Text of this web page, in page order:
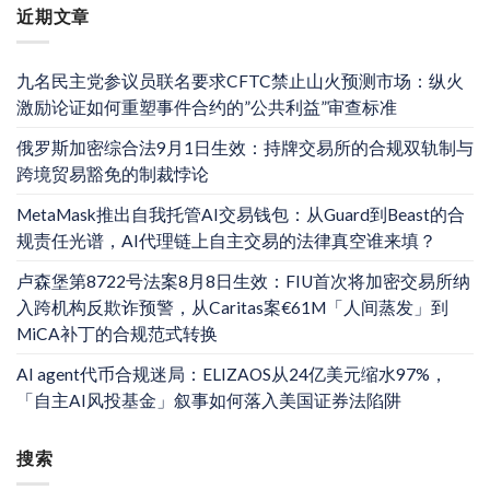
近期文章
九名民主党参议员联名要求CFTC禁止山火预测市场：纵火
激励论证如何重塑事件合约的”公共利益”审查标准
俄罗斯加密综合法9月1日生效：持牌交易所的合规双轨制与
跨境贸易豁免的制裁悖论
MetaMask推出自我托管AI交易钱包：从Guard到Beast的合
规责任光谱，AI代理链上自主交易的法律真空谁来填？
卢森堡第8722号法案8月8日生效：FIU首次将加密交易所纳
入跨机构反欺诈预警，从Caritas案€61M「人间蒸发」到
MiCA补丁的合规范式转换
AI agent代币合规迷局：ELIZAOS从24亿美元缩水97%，
「自主AI风投基金」叙事如何落入美国证券法陷阱
搜索